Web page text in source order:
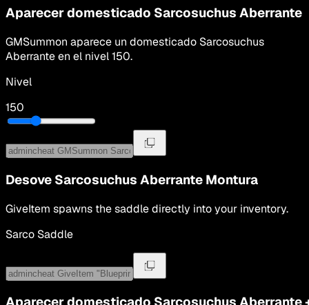
Aparecer domesticado Sarcosuchus Aberrante
GMSummon aparece un domesticado Sarcosuchus
Aberranteen el nivel150.
Nivel
150
Desove Sarcosuchus Aberrante Montura
GiveItem spawns the saddle directly into your inventory.
Sarco Saddle